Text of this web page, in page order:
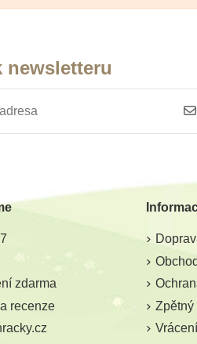
newsletteru
zdarma
recenze
Zpětný